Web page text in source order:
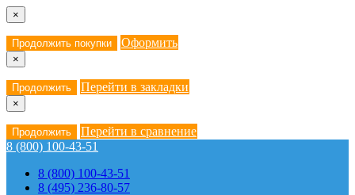
×
Продолжить покупки Оформить
×
Продолжить Перейти в закладки
×
Продолжить
Перейти в сравнение
8 (800) 100-43-51
8 (800) 100-43-51
8 (495) 236-80-57